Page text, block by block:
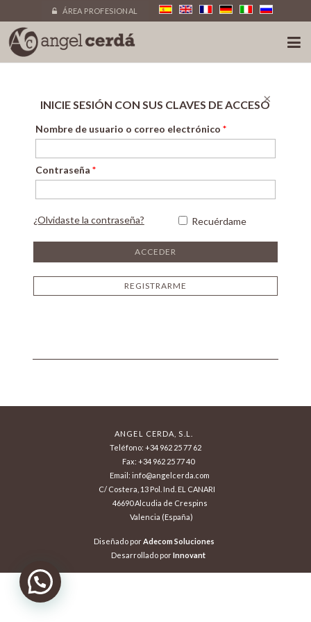
ÁREA PROFESIONAL
INICIE SESIÓN CON SUS CLAVES DE ACCESO
Nombre de usuario o correo electrónico *
Contraseña *
¿Olvidaste la contraseña? Recuérdame
REGISTRARME
×
ANGEL CERDA, S.L.
Teléfono: +34 962 25 77 62
Fax: +34 962 25 77 40
Email: info@angelcerda.com
C/ Costera, 13 Pol. Ind. EL CANARI
46690 Alcudia de Crespins
Valencia (España)
Diseñado porAdecom Soluciones
Desarrollado porInnovant